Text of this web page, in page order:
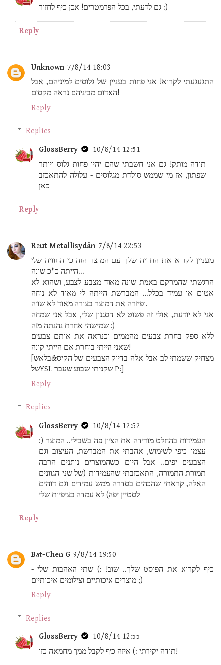
גם לדעתי, בכל הפרמטרים! אכן כיף לחזור :)
Reply
Unknown 7/8/14 18:03
התגעגעתי לקרוא! אני פחות בעניין של גלוסים למיניהם, אבל
האדום מביניהם נראה מקסים!
Reply
Replies
GlossBerry
10/8/14 12:51
תודה מותק! גם אני חשבתי שהם יהיו פחות גלוס ויותר
שפתון, אז מי שממש סולדת מגלוסים - עלולה להתאכזב
כאן
Reply
Reut Metallisydän 7/8/14 22:53
מעניין לקרוא את החוויה שלך עם המוצר הזה כי החוויה שלי
הייתה כ"כ שונה...
הרגשתי שהמרקם באמת שונה מאוד מצבע לצבע, ושהוא לא
אטום או עמיד בכלל... המברשת הייתה לי מאוד לא נוחה
ופיזרה את המוצר בצורה מאוד לא שווה.
אני לא יודעת, אולי זה פשוט לא הסגנון שלי, אבל אני שמחה
שמישהי אחרת נהנתה מזה :)
ללא ספק בחרת צבעים מהממים וכנראה את אותם צבעים
שאני הייתי בוחרת אם הייתי קונה!
שלYSL שקניתי שבוע שעבר P:]
Reply
Replies
GlossBerry
10/8/14 12:52
:) העמידות בהחלט מורידה את הציון פה בשבילי.. המוצר
עצמו כיפי לשימוש, אהבתי את המברשת, העיצוב וגם
הצבעים יפים.. אבל היום כשהמוצרים נותנים הרבה
תמורת התמורה, התאכזבתי שהעמידות (של שני הגוונים
האלה, קראתי שהכהים בסדרה ממש עמידים וגם דוהים
לסטיין יפה) לא עמדה בציפיות שלי
Reply
Bat-Chen G 9/8/14 19:50
כיף לקרוא את הפוסט שלך.. שוב! :) שתי האהבות שלי -
מוצרים איכותיים וצילומים איכותיים ;)
Reply
Replies
GlossBerry
10/8/14 12:55
תודה יקירתי :) איזה כיף לקבל ממך מחמאה כזו!